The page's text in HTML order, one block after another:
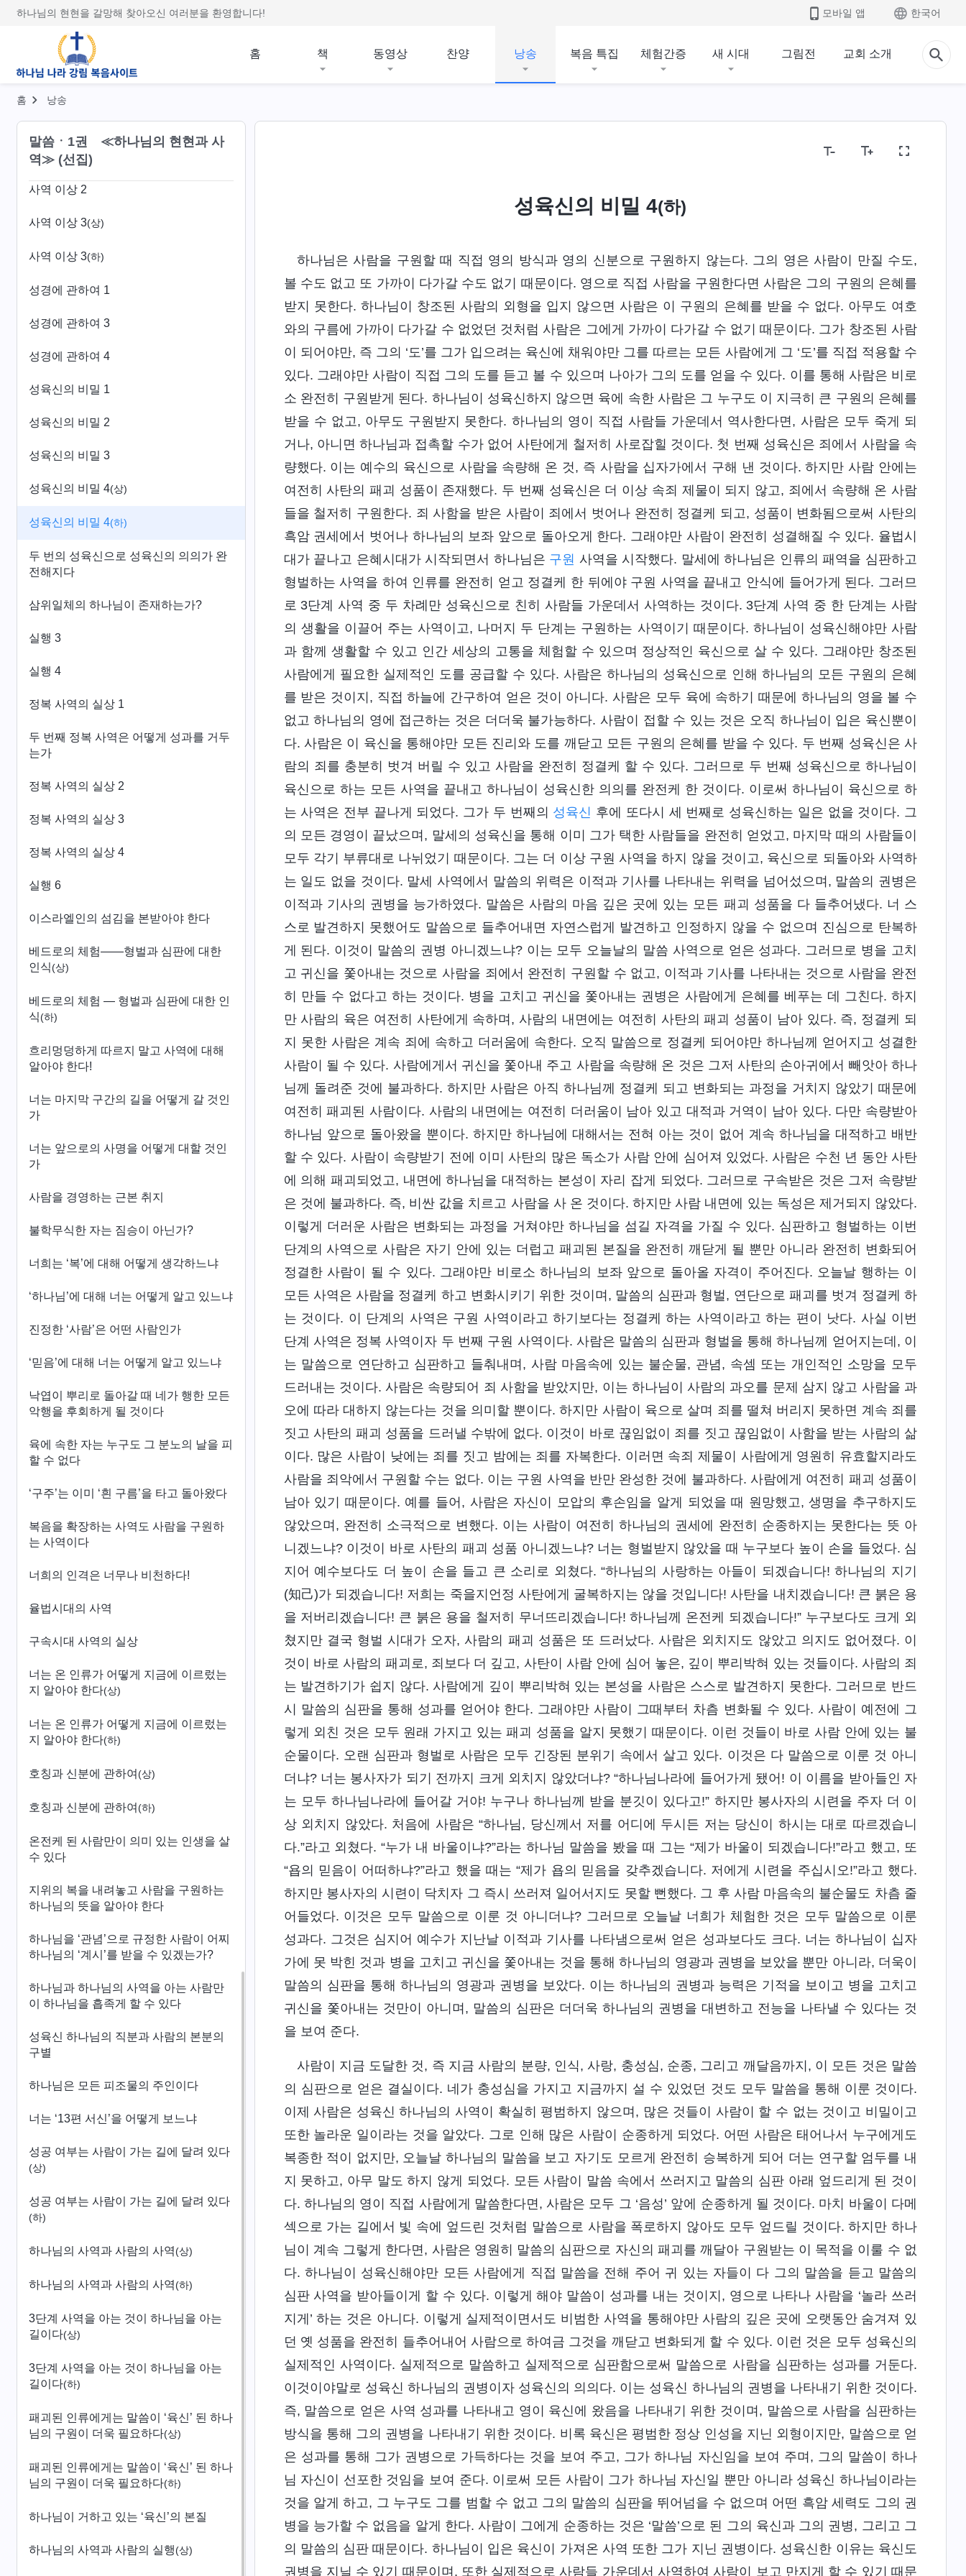
하나님의 현현을 갈망해 찾아오신 여러분을 환영합니다! 모바일 앱 한국어
홈 책 동영상 찬양 낭송 복음 특집 체험간증 새 시대 그림전 교회 소개
홈 낭송
말씀ㆍ1권 ≪하나님의 현현과 사
역≫ (선집)
사역과 진입 3
사역과 진입 8
사역 이상 1
사역 이상 2
사역 이상 3(상)
사역 이상 3(하)
성경에 관하여 1
성경에 관하여 3
성경에 관하여 4
성육신의 비밀 1
성육신의 비밀 2
성육신의 비밀 3
성육신의 비밀 4(상)
성육신의 비밀 4(하)
두 번의 성육신으로 성육신의 의의가 완
전해지다
삼위일체의 하나님이 존재하는가?
실행 3
실행 4
정복 사역의 실상 1
두 번째 정복 사역은 어떻게 성과를 거두
는가
정복 사역의 실상 2
정복 사역의 실상 3
정복 사역의 실상 4
실행 6
이스라엘인의 섬김을 본받아야 한다
베드로의 체험——형벌과 심판에 대한
인식 (상)
베드로의 체험 ― 형벌과 심판에 대한 인
식 (하)
흐리멍덩하게 따르지 말고 사역에 대해
알아야 한다!
너는 마지막 구간의 길을 어떻게 갈 것인
가
너는 앞으로의 사명을 어떻게 대할 것인
가
사람을 경영하는 근본 취지
불학무식한 자는 짐승이 아닌가?
너희는 ‘복’에 대해 어떻게 생각하느냐
‘하나님’에 대해 너는 어떻게 알고 있느냐
진정한 ‘사람’은 어떤 사람인가
‘믿음’에 대해 너는 어떻게 알고 있느냐
낙엽이 뿌리로 돌아갈 때 네가 행한 모든
악행을 후회하게 될 것이다
육에 속한 자는 누구도 그 분노의 날을 피
할 수 없다
‘구주’는 이미 ‘흰 구름’을 타고 돌아왔다
복음을 확장하는 사역도 사람을 구원하
는 사역이다
너희의 인격은 너무나 비천하다!
율법시대의 사역
구속시대 사역의 실상
너는 온 인류가 어떻게 지금에 이르렀는
지 알아야 한다(상)
너는 온 인류가 어떻게 지금에 이르렀는
지 알아야 한다(하)
호칭과 신분에 관하여 (상)
호칭과 신분에 관하여 (하)
온전케 된 사람만이 의미 있는 인생을 살
수 있다
지위의 복을 내려놓고 사람을 구원하는
하나님의 뜻을 알아야 한다
하나님을 ‘관념’으로 규정한 사람이 어찌
하나님의 ‘계시’를 받을 수 있겠는가?
하나님과 하나님의 사역을 아는 사람만
이 하나님을 흡족게 할 수 있다
성육신 하나님의 직분과 사람의 본분의
구별
하나님은 모든 피조물의 주인이다
너는 ‘13편 서신’을 어떻게 보느냐
성공 여부는 사람이 가는 길에 달려 있다
(상)
성공 여부는 사람이 가는 길에 달려 있다
(하)
하나님의 사역과 사람의 사역 (상)
하나님의 사역과 사람의 사역 (하)
3단계 사역을 아는 것이 하나님을 아는
길이다(상)
3단계 사역을 아는 것이 하나님을 아는
길이다(하)
패괴된 인류에게는 말씀이 ‘육신’ 된 하나
님의 구원이 더욱 필요하다(상)
패괴된 인류에게는 말씀이 ‘육신’ 된 하나
님의 구원이 더욱 필요하다(하)
하나님이 거하고 있는 ‘육신’의 본질
하나님의 사역과 사람의 실행 (상)
성육신의 비밀 4(하)
하나님은 사람을 구원할 때 직접 영의 방식과 영의 신분으로 구원하지 않는다. 그의 영은 사람이 만질 수도,
볼 수도 없고 또 가까이 다가갈 수도 없기 때문이다. 영으로 직접 사람을 구원한다면 사람은 그의 구원의 은혜를
받지 못한다. 하나님이 창조된 사람의 외형을 입지 않으면 사람은 이 구원의 은혜를 받을 수 없다. 아무도 여호
와의 구름에 가까이 다가갈 수 없었던 것처럼 사람은 그에게 가까이 다가갈 수 없기 때문이다. 그가 창조된 사람
이 되어야만, 즉 그의 ‘도’를 그가 입으려는 육신에 채워야만 그를 따르는 모든 사람에게 그 ‘도’를 직접 적용할 수
있다. 그래야만 사람이 직접 그의 도를 듣고 볼 수 있으며 나아가 그의 도를 얻을 수 있다. 이를 통해 사람은 비로
소 완전히 구원받게 된다. 하나님이 성육신하지 않으면 육에 속한 사람은 그 누구도 이 지극히 큰 구원의 은혜를
받을 수 없고, 아무도 구원받지 못한다. 하나님의 영이 직접 사람들 가운데서 역사한다면, 사람은 모두 죽게 되
거나, 아니면 하나님과 접촉할 수가 없어 사탄에게 철저히 사로잡힐 것이다. 첫 번째 성육신은 죄에서 사람을 속
량했다. 이는 예수의 육신으로 사람을 속량해 온 것, 즉 사람을 십자가에서 구해 낸 것이다. 하지만 사람 안에는
여전히 사탄의 패괴 성품이 존재했다. 두 번째 성육신은 더 이상 속죄 제물이 되지 않고, 죄에서 속량해 온 사람
들을 철저히 구원한다. 죄 사함을 받은 사람이 죄에서 벗어나 완전히 정결케 되고, 성품이 변화됨으로써 사탄의
흑암 권세에서 벗어나 하나님의 보좌 앞으로 돌아오게 한다. 그래야만 사람이 완전히 성결해질 수 있다. 율법시
대가 끝나고 은혜시대가 시작되면서 하나님은 구원 사역을 시작했다. 말세에 하나님은 인류의 패역을 심판하고
형벌하는 사역을 하여 인류를 완전히 얻고 정결케 한 뒤에야 구원 사역을 끝내고 안식에 들어가게 된다. 그러므
로 3단계 사역 중 두 차례만 성육신으로 친히 사람들 가운데서 사역하는 것이다. 3단계 사역 중 한 단계는 사람
의 생활을 이끌어 주는 사역이고, 나머지 두 단계는 구원하는 사역이기 때문이다. 하나님이 성육신해야만 사람
과 함께 생활할 수 있고 인간 세상의 고통을 체험할 수 있으며 정상적인 육신으로 살 수 있다. 그래야만 창조된
사람에게 필요한 실제적인 도를 공급할 수 있다. 사람은 하나님의 성육신으로 인해 하나님의 모든 구원의 은혜
를 받은 것이지, 직접 하늘에 간구하여 얻은 것이 아니다. 사람은 모두 육에 속하기 때문에 하나님의 영을 볼 수
없고 하나님의 영에 접근하는 것은 더더욱 불가능하다. 사람이 접할 수 있는 것은 오직 하나님이 입은 육신뿐이
다. 사람은 이 육신을 통해야만 모든 진리와 도를 깨닫고 모든 구원의 은혜를 받을 수 있다. 두 번째 성육신은 사
람의 죄를 충분히 벗겨 버릴 수 있고 사람을 완전히 정결케 할 수 있다. 그러므로 두 번째 성육신으로 하나님이
육신으로 하는 모든 사역을 끝내고 하나님이 성육신한 의의를 완전케 한 것이다. 이로써 하나님이 육신으로 하
는 사역은 전부 끝나게 되었다. 그가 두 번째의 성육신 후에 또다시 세 번째로 성육신하는 일은 없을 것이다. 그
의 모든 경영이 끝났으며, 말세의 성육신을 통해 이미 그가 택한 사람들을 완전히 얻었고, 마지막 때의 사람들이
모두 각기 부류대로 나뉘었기 때문이다. 그는 더 이상 구원 사역을 하지 않을 것이고, 육신으로 되돌아와 사역하
는 일도 없을 것이다. 말세 사역에서 말씀의 위력은 이적과 기사를 나타내는 위력을 넘어섰으며, 말씀의 권병은
이적과 기사의 권병을 능가하였다. 말씀은 사람의 마음 깊은 곳에 있는 모든 패괴 성품을 다 들추어냈다. 너 스
스로 발견하지 못했어도 말씀으로 들추어내면 자연스럽게 발견하고 인정하지 않을 수 없으며 진심으로 탄복하
게 된다. 이것이 말씀의 권병 아니겠느냐? 이는 모두 오늘날의 말씀 사역으로 얻은 성과다. 그러므로 병을 고치
고 귀신을 쫓아내는 것으로 사람을 죄에서 완전히 구원할 수 없고, 이적과 기사를 나타내는 것으로 사람을 완전
히 만들 수 없다고 하는 것이다. 병을 고치고 귀신을 쫓아내는 권병은 사람에게 은혜를 베푸는 데 그친다. 하지
만 사람의 육은 여전히 사탄에게 속하며, 사람의 내면에는 여전히 사탄의 패괴 성품이 남아 있다. 즉, 정결케 되
지 못한 사람은 계속 죄에 속하고 더러움에 속한다. 오직 말씀으로 정결케 되어야만 하나님께 얻어지고 성결한
사람이 될 수 있다. 사람에게서 귀신을 쫓아내 주고 사람을 속량해 온 것은 그저 사탄의 손아귀에서 빼앗아 하나
님께 돌려준 것에 불과하다. 하지만 사람은 아직 하나님께 정결케 되고 변화되는 과정을 거치지 않았기 때문에
여전히 패괴된 사람이다. 사람의 내면에는 여전히 더러움이 남아 있고 대적과 거역이 남아 있다. 다만 속량받아
하나님 앞으로 돌아왔을 뿐이다. 하지만 하나님에 대해서는 전혀 아는 것이 없어 계속 하나님을 대적하고 배반
할 수 있다. 사람이 속량받기 전에 이미 사탄의 많은 독소가 사람 안에 심어져 있었다. 사람은 수천 년 동안 사탄
에 의해 패괴되었고, 내면에 하나님을 대적하는 본성이 자리 잡게 되었다. 그러므로 구속받은 것은 그저 속량받
은 것에 불과하다. 즉, 비싼 값을 치르고 사람을 사 온 것이다. 하지만 사람 내면에 있는 독성은 제거되지 않았다.
이렇게 더러운 사람은 변화되는 과정을 거쳐야만 하나님을 섬길 자격을 가질 수 있다. 심판하고 형벌하는 이번
단계의 사역으로 사람은 자기 안에 있는 더럽고 패괴된 본질을 완전히 깨닫게 될 뿐만 아니라 완전히 변화되어
정결한 사람이 될 수 있다. 그래야만 비로소 하나님의 보좌 앞으로 돌아올 자격이 주어진다. 오늘날 행하는 이
모든 사역은 사람을 정결케 하고 변화시키기 위한 것이며, 말씀의 심판과 형벌, 연단으로 패괴를 벗겨 정결케 하
는 것이다. 이 단계의 사역은 구원 사역이라고 하기보다는 정결케 하는 사역이라고 하는 편이 낫다. 사실 이번
단계 사역은 정복 사역이자 두 번째 구원 사역이다. 사람은 말씀의 심판과 형벌을 통해 하나님께 얻어지는데, 이
는 말씀으로 연단하고 심판하고 들춰내며, 사람 마음속에 있는 불순물, 관념, 속셈 또는 개인적인 소망을 모두
드러내는 것이다. 사람은 속량되어 죄 사함을 받았지만, 이는 하나님이 사람의 과오를 문제 삼지 않고 사람을 과
오에 따라 대하지 않는다는 것을 의미할 뿐이다. 하지만 사람이 육으로 살며 죄를 떨쳐 버리지 못하면 계속 죄를
짓고 사탄의 패괴 성품을 드러낼 수밖에 없다. 이것이 바로 끊임없이 죄를 짓고 끊임없이 사함을 받는 사람의 삶
이다. 많은 사람이 낮에는 죄를 짓고 밤에는 죄를 자복한다. 이러면 속죄 제물이 사람에게 영원히 유효할지라도
사람을 죄악에서 구원할 수는 없다. 이는 구원 사역을 반만 완성한 것에 불과하다. 사람에게 여전히 패괴 성품이
남아 있기 때문이다. 예를 들어, 사람은 자신이 모압의 후손임을 알게 되었을 때 원망했고, 생명을 추구하지도
않았으며, 완전히 소극적으로 변했다. 이는 사람이 여전히 하나님의 권세에 완전히 순종하지는 못한다는 뜻 아
니겠느냐? 이것이 바로 사탄의 패괴 성품 아니겠느냐? 너는 형벌받지 않았을 때 누구보다 높이 손을 들었다. 심
지어 예수보다도 더 높이 손을 들고 큰 소리로 외쳤다. “하나님의 사랑하는 아들이 되겠습니다! 하나님의 지기
(知己)가 되겠습니다! 저희는 죽을지언정 사탄에게 굴복하지는 않을 것입니다! 사탄을 내치겠습니다! 큰 붉은 용
을 저버리겠습니다! 큰 붉은 용을 철저히 무너뜨리겠습니다! 하나님께 온전케 되겠습니다!” 누구보다도 크게 외
쳤지만 결국 형벌 시대가 오자, 사람의 패괴 성품은 또 드러났다. 사람은 외치지도 않았고 의지도 없어졌다. 이
것이 바로 사람의 패괴로, 죄보다 더 깊고, 사탄이 사람 안에 심어 놓은, 깊이 뿌리박혀 있는 것들이다. 사람의 죄
는 발견하기가 쉽지 않다. 사람에게 깊이 뿌리박혀 있는 본성을 사람은 스스로 발견하지 못한다. 그러므로 반드
시 말씀의 심판을 통해 성과를 얻어야 한다. 그래야만 사람이 그때부터 차츰 변화될 수 있다. 사람이 예전에 그
렇게 외친 것은 모두 원래 가지고 있는 패괴 성품을 알지 못했기 때문이다. 이런 것들이 바로 사람 안에 있는 불
순물이다. 오랜 심판과 형벌로 사람은 모두 긴장된 분위기 속에서 살고 있다. 이것은 다 말씀으로 이룬 것 아니
더냐? 너는 봉사자가 되기 전까지 크게 외치지 않았더냐? “하나님나라에 들어가게 됐어! 이 이름을 받아들인 자
는 모두 하나님나라에 들어갈 거야! 누구나 하나님께 받을 분깃이 있다고!” 하지만 봉사자의 시련을 주자 더 이
상 외치지 않았다. 처음에 사람은 “하나님, 당신께서 저를 어디에 두시든 저는 당신이 하시는 대로 따르겠습니
다.”라고 외쳤다. “누가 내 바울이냐?”라는 하나님 말씀을 봤을 때 그는 “제가 바울이 되겠습니다!”라고 했고, 또
“욥의 믿음이 어떠하냐?”라고 했을 때는 “제가 욥의 믿음을 갖추겠습니다. 저에게 시련을 주십시오!”라고 했다.
하지만 봉사자의 시련이 닥치자 그 즉시 쓰러져 일어서지도 못할 뻔했다. 그 후 사람 마음속의 불순물도 차츰 줄
어들었다. 이것은 모두 말씀으로 이룬 것 아니더냐? 그러므로 오늘날 너희가 체험한 것은 모두 말씀으로 이룬
성과다. 그것은 심지어 예수가 지난날 이적과 기사를 나타냄으로써 얻은 성과보다도 크다. 너는 하나님이 십자
가에 못 박힌 것과 병을 고치고 귀신을 쫓아내는 것을 통해 하나님의 영광과 권병을 보았을 뿐만 아니라, 더욱이
말씀의 심판을 통해 하나님의 영광과 권병을 보았다. 이는 하나님의 권병과 능력은 기적을 보이고 병을 고치고
귀신을 쫓아내는 것만이 아니며, 말씀의 심판은 더더욱 하나님의 권병을 대변하고 전능을 나타낼 수 있다는 것
을 보여 준다.
사람이 지금 도달한 것, 즉 지금 사람의 분량, 인식, 사랑, 충성심, 순종, 그리고 깨달음까지, 이 모든 것은 말씀
의 심판으로 얻은 결실이다. 네가 충성심을 가지고 지금까지 설 수 있었던 것도 모두 말씀을 통해 이룬 것이다.
이제 사람은 성육신 하나님의 사역이 확실히 평범하지 않으며, 많은 것들이 사람이 할 수 없는 것이고 비밀이고
또한 놀라운 일이라는 것을 알았다. 그로 인해 많은 사람이 순종하게 되었다. 어떤 사람은 태어나서 누구에게도
복종한 적이 없지만, 오늘날 하나님의 말씀을 보고 자기도 모르게 완전히 승복하게 되어 더는 연구할 엄두를 내
지 못하고, 아무 말도 하지 않게 되었다. 모든 사람이 말씀 속에서 쓰러지고 말씀의 심판 아래 엎드리게 된 것이
다. 하나님의 영이 직접 사람에게 말씀한다면, 사람은 모두 그 ‘음성’ 앞에 순종하게 될 것이다. 마치 바울이 다메
섹으로 가는 길에서 빛 속에 엎드린 것처럼 말씀으로 사람을 폭로하지 않아도 모두 엎드릴 것이다. 하지만 하나
님이 계속 그렇게 한다면, 사람은 영원히 말씀의 심판으로 자신의 패괴를 깨달아 구원받는 이 목적을 이룰 수 없
다. 하나님이 성육신해야만 모든 사람에게 직접 말씀을 전해 주어 귀 있는 자들이 다 그의 말씀을 듣고 말씀의
심판 사역을 받아들이게 할 수 있다. 이렇게 해야 말씀이 성과를 내는 것이지, 영으로 나타나 사람을 ‘놀라 쓰러
지게’ 하는 것은 아니다. 이렇게 실제적이면서도 비범한 사역을 통해야만 사람의 깊은 곳에 오랫동안 숨겨져 있
던 옛 성품을 완전히 들추어내어 사람으로 하여금 그것을 깨닫고 변화되게 할 수 있다. 이런 것은 모두 성육신의
실제적인 사역이다. 실제적으로 말씀하고 실제적으로 심판함으로써 말씀으로 사람을 심판하는 성과를 거둔다.
이것이야말로 성육신 하나님의 권병이자 성육신의 의의다. 이는 성육신 하나님의 권병을 나타내기 위한 것이다.
즉, 말씀으로 얻은 사역 성과를 나타내고 영이 육신에 왔음을 나타내기 위한 것이며, 말씀으로 사람을 심판하는
방식을 통해 그의 권병을 나타내기 위한 것이다. 비록 육신은 평범한 정상 인성을 지닌 외형이지만, 말씀으로 얻
은 성과를 통해 그가 권병으로 가득하다는 것을 보여 주고, 그가 하나님 자신임을 보여 주며, 그의 말씀이 하나
님 자신이 선포한 것임을 보여 준다. 이로써 모든 사람이 그가 하나님 자신일 뿐만 아니라 성육신 하나님이라는
것을 알게 하고, 그 누구도 그를 범할 수 없고 그의 말씀의 심판을 뛰어넘을 수 없으며 어떤 흑암 세력도 그의 권
병을 능가할 수 없음을 알게 한다. 사람이 그에게 순종하는 것은 ‘말씀’으로 된 그의 육신과 그의 권병, 그리고 그
의 말씀의 심판 때문이다. 하나님이 입은 육신이 가져온 사역 또한 그가 지닌 권병이다. 성육신한 이유는 육신도
권병을 지닐 수 있기 때문이며, 또한 실제적으로 사람들 가운데서 사역하여 사람이 보고 만지게 할 수 있기 때문